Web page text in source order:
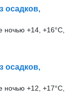
осадков,
ночью +14, +16°С,
осадков,
ночью +12, +17°С,